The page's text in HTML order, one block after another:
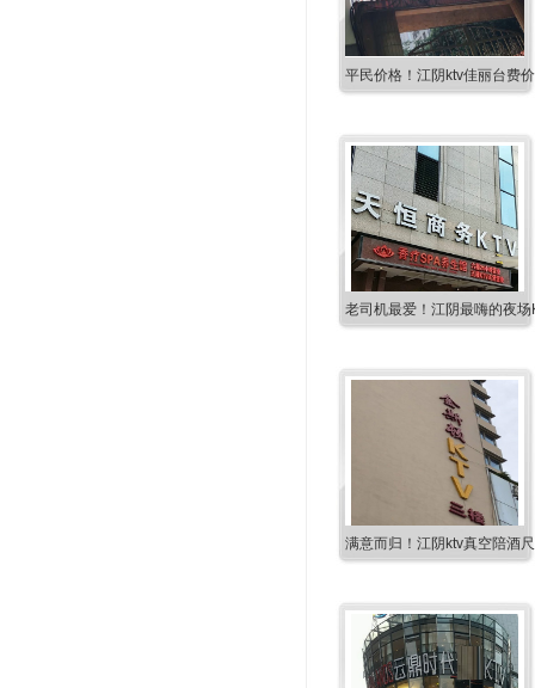
平民价格！江阴ktv佳丽台费
老司机最爱！江阴最嗨的夜
满意而归！江阴ktv真空陪酒